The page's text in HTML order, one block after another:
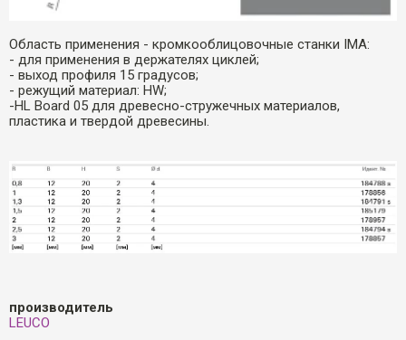
Область применения - кромкооблицовочные станки IMA:
- для применения в держателях циклей;
- выход профиля 15 градусов;
- режущий материал: HW;
-HL Board 05 для древесно-стружечных материалов,
пластика и твердой древесины.
производитель
LEUCO